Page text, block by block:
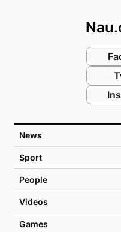
News
Sport
People
Videos
Games